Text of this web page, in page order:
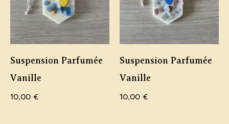
Suspension Parfumée
Vanille
10,00 €
Suspension Parfumée
Vanille
10,00 €